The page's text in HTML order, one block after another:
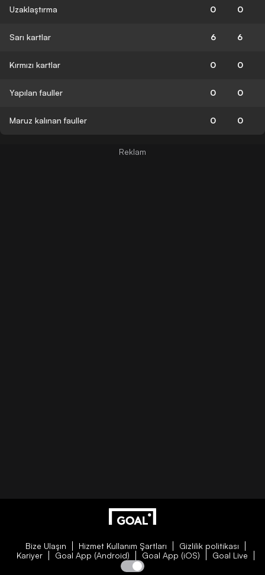
Uzaklaştırma 0 0
Sarı kartlar 6 6
Kırmızı kartlar 0 0
Yapılan fauller 0 0
Maruz kalınan fauller 0 0
Bize Ulaşın Hizmet Kullanım Şartları
Gizlilik politikası
Kariyer
Goal App (Android) Goal App (iOS) Goal Live